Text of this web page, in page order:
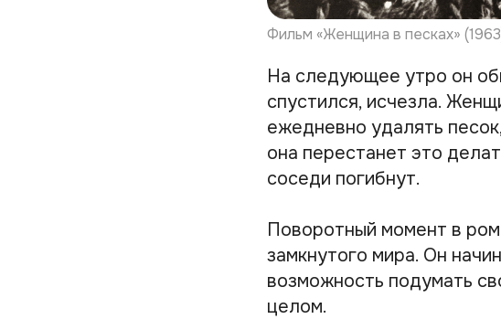
Фильм «Женщина в песках»
На следующее утро он
спустился, исчезла.
ежедневно удалять
она перестанет это
соседи погибнут.
Поворотный момент в
замкнутого мира. Он
возможность подумать
целом.